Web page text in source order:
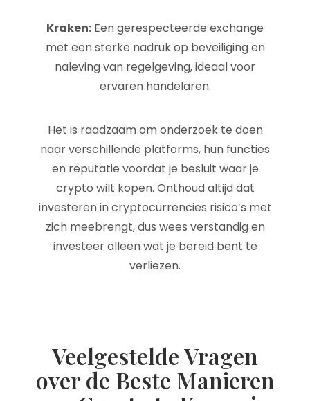
Kraken: Een gerespecteerde exchange
met een sterke nadruk op beveiliging en
naleving van regelgeving, ideaal voor
ervaren handelaren.
Het is raadzaam om onderzoek te doen
naar verschillende platforms, hun functies
en reputatie voordat je besluit waar je
crypto wilt kopen. Onthoud altijd dat
investeren in cryptocurrencies risico’s met
zich meebrengt, dus wees verstandig en
investeer alleen wat je bereid bent te
verliezen.
Veelgestelde Vragen
over de Beste Manieren